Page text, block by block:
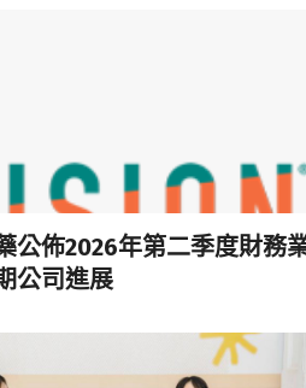
公佈2026年第二季度財務
公司進展